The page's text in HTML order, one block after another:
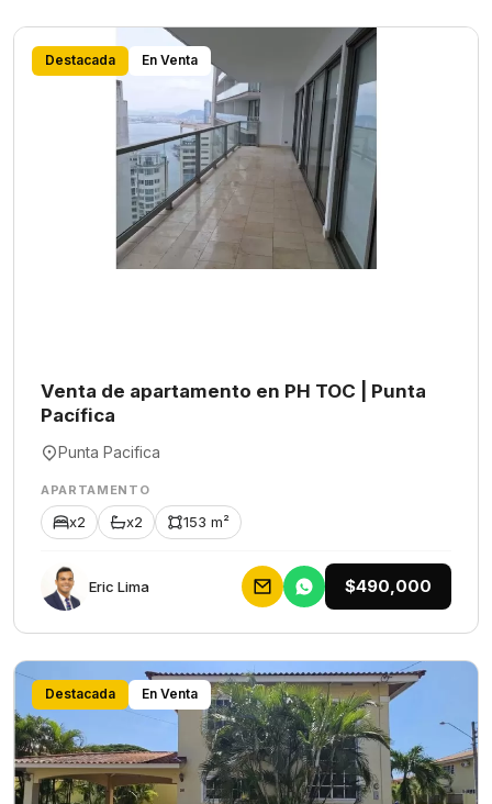
Destacada En Venta
Venta de apartamento en PH TOC | Punta
Pacífica
Punta Pacifica
APARTAMENTO
x2 x2 153 m²
Eric Lima $490,000
Destacada En Venta